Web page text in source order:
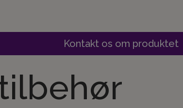
Kontakt os om produktet